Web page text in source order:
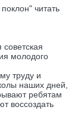
читать
молодого
труду и
наших дней,
ребятам
воссоздать